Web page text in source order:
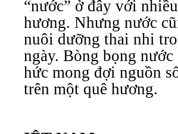
“nước” ở đây với
hương. Nhưng nước
nuôi dưỡng thai nhi
ngày. Bòng bọng
hức mong đợi nguồn
trên một quê hương.